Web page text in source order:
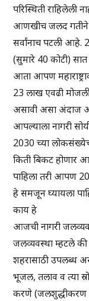
परिस्थिती राहिलेली
आणखीच जलद गतीने
सर्वांनाच पटली
(सुमारे 40 कोटी) सात
आता आपण
23 लाख एवढी
असावी असा अंदाज
आपल्याला नागरी
2030 च्या
किती बिकट होणार
पाहिला तरी आपण
हे समजून घ्यायला
काय हे
आजची नागरी
जलव्यवस्था म्हटले
शहरासाठी उपलब्ध
भूजल, तलाव व त्या
करणे (जलशुद्धीकरण